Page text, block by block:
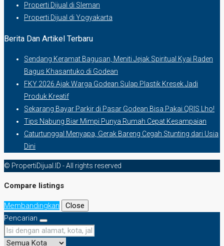
Properti Dijual di Sleman
Properti Dijual di Yogyakarta
Berita Dan Artikel Terbaru
Sendang Keramat Bagusan, Meniti Jejak Spiritual Kyai Raden
Bagus Khasantuko di Godean
FKY 2026 Ajak Warga Godean Sulap Plastik Kresek Jadi
Produk Kreatif
Sekarang Bayar Parkir di Pasar Godean Bisa Pakai QRIS Lho!
Tips Nabung Biar Mimpi Punya Rumah Cepat Kesampaian
Caturtunggal Menyapa, Gerak Bareng Cegah Stunting dari Usia
Dini
© PropertiDijual.ID - All rights reserved
Compare listings
Membandingkan
Close
Pencarian